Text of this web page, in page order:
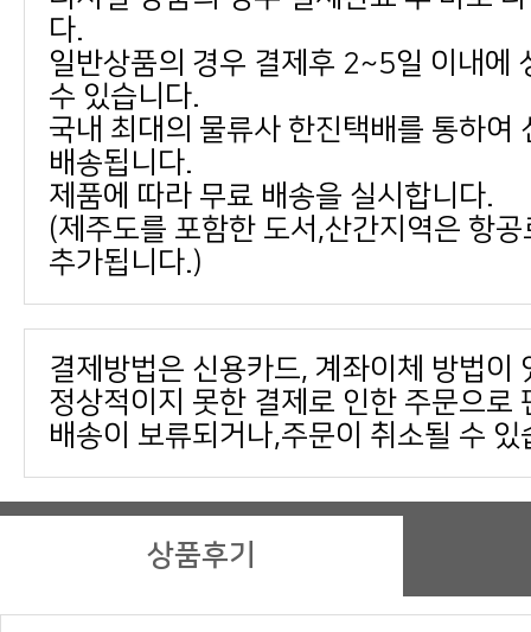
다.
수 있습니다.
배송됩니다.
제품에 따라 무료 배송을 실시합니다.
추가됩니다.)
결제방법은 신용카드, 계좌이체 방법이
배송이 보류되거나,주문이 취소될 수 있
상품후기